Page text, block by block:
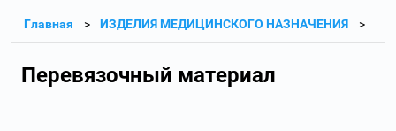
Главная ИЗДЕЛИЯ МЕДИЦИНСКОГО НАЗНАЧЕНИЯ
Перевязочный материал